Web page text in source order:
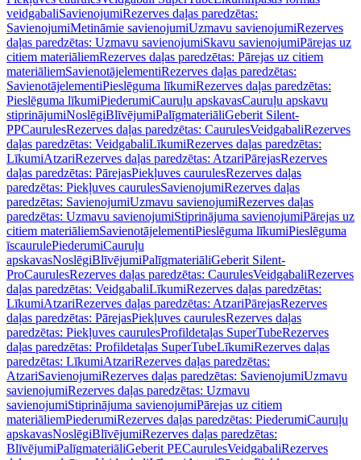
veidgabaliSavienojumiRezerves daļas paredzētas:
SavienojumiMetināmie savienojumiUzmavu savienojumiRezerves
daļas paredzētas: Uzmavu savienojumiSkavu savienojumiPārejas uz
citiem materiāliemRezerves daļas paredzētas: Pārejas uz citiem
materiāliemSavienotājelementiRezerves daļas paredzētas:
SavienotājelementiPieslēguma līkumiRezerves daļas paredzētas:
Pieslēguma līkumiPiederumiCauruļu apskavasCauruļu apskavu
stiprinājumiNoslēgiBlīvējumiPalīgmateriāliGeberit Silent-
PPCaurulesRezerves daļas paredzētas: CaurulesVeidgabaliRezerves
daļas paredzētas: VeidgabaliLīkumiRezerves daļas paredzētas:
LīkumiAtzariRezerves daļas paredzētas: AtzariPārejasRezerves
daļas paredzētas: PārejasPiekļuves caurulesRezerves daļas
paredzētas: Piekļuves caurulesSavienojumiRezerves daļas
paredzētas: SavienojumiUzmavu savienojumiRezerves daļas
paredzētas: Uzmavu savienojumiStiprinājuma savienojumiPārejas uz
citiem materiāliemSavienotājelementiPieslēguma līkumiPieslēguma
īscaurulePiederumiCauruļu
apskavasNoslēgiBlīvējumiPalīgmateriāliGeberit Silent-
ProCaurulesRezerves daļas paredzētas: CaurulesVeidgabaliRezerves
daļas paredzētas: VeidgabaliLīkumiRezerves daļas paredzētas:
LīkumiAtzariRezerves daļas paredzētas: AtzariPārejasRezerves
daļas paredzētas: PārejasPiekļuves caurulesRezerves daļas
paredzētas: Piekļuves caurulesProfildetaļas SuperTubeRezerves
daļas paredzētas: Profildetaļas SuperTubeLīkumiRezerves daļas
paredzētas: LīkumiAtzariRezerves daļas paredzētas:
AtzariSavienojumiRezerves daļas paredzētas: SavienojumiUzmavu
savienojumiRezerves daļas paredzētas: Uzmavu
savienojumiStiprinājuma savienojumiPārejas uz citiem
materiāliemPiederumiRezerves daļas paredzētas: PiederumiCauruļu
apskavasNoslēgiBlīvējumiRezerves daļas paredzētas:
BlīvējumiPalīgmateriāliGeberit PECaurulesVeidgabaliRezerves